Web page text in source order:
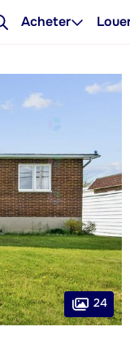
Acheter
24